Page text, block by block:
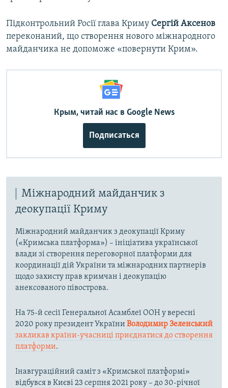
Підконтрольний Росії глава Криму Сергій Аксенов
переконаний, що створення нового міжнародного
майданчика не допоможе «повернути Крим».
Крым, читай нас в Google News
Подписаться
Міжнародний майданчик з
деокупації Криму
Міжнародний майданчик з деокупації Криму
(«Кримська платформа») – ініціатива української
влади зі створення переговорної платформи для
координації дій України та міжнародних партнерів
щодо захисту прав кримчан і деокупацію
анексованого півострова.
На 75-й сесії Генеральної Асамблеї ООН у вересні
2020 року президент України Володимир Зеленський
закликав країни-учасниці приєднатися до створення
платформи.
Інавгураційний саміт з «Кримської платформі»
відбувся в Києві 23 серпня 2021 року – до 30-річної